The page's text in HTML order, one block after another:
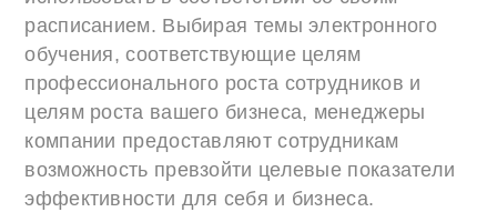
расписанием. Выбирая темы электронного
обучения, соответствующие целям
профессионального роста сотрудников и
целям роста вашего бизнеса, менеджеры
компании предоставляют сотрудникам
возможность превзойти целевые показатели
эффективности для себя и бизнеса.